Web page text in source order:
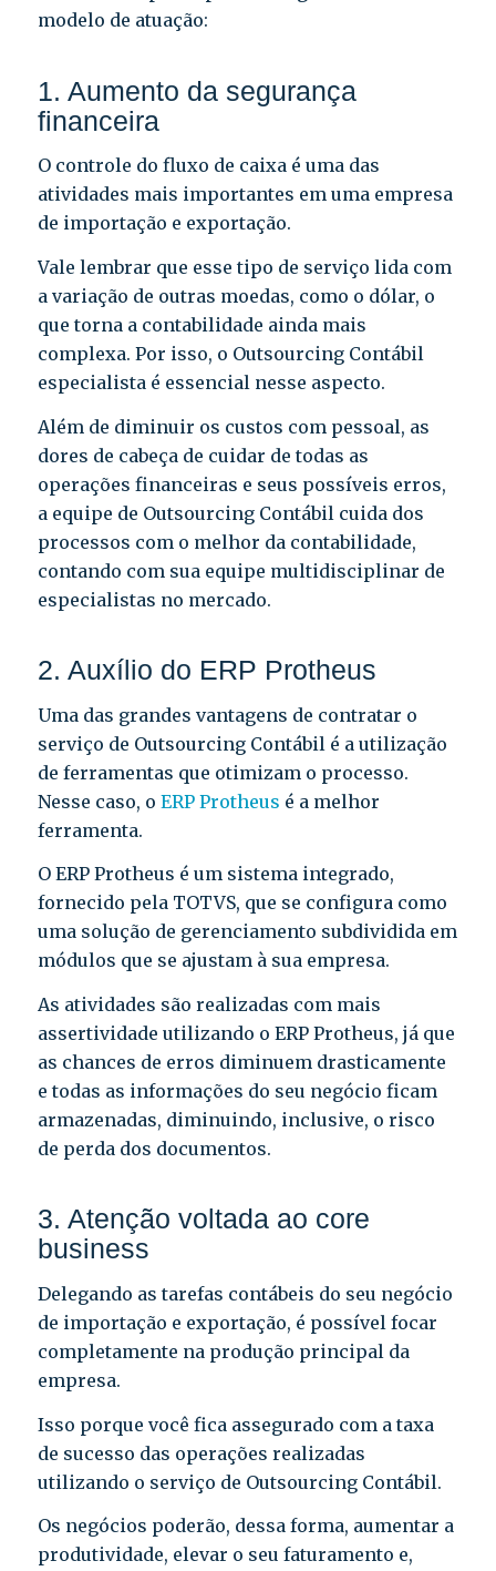
modelo de atuação:
1. Aumento da segurança
financeira
O controle do fluxo de caixa é uma das
atividades mais importantes em uma empresa
de importação e exportação.
Vale lembrar que esse tipo de serviço lida com
a variação de outras moedas, como o dólar, o
que torna a contabilidade ainda mais
complexa. Por isso, o Outsourcing Contábil
especialista é essencial nesse aspecto.
Além de diminuir os custos com pessoal, as
dores de cabeça de cuidar de todas as
operações financeiras e seus possíveis erros,
a equipe de Outsourcing Contábil cuida dos
processos com o melhor da contabilidade,
contando com sua equipe multidisciplinar de
especialistas no mercado.
2. Auxílio do ERP Protheus
Uma das grandes vantagens de contratar o
serviço de Outsourcing Contábil é a utilização
de ferramentas que otimizam o processo.
Nesse caso, o ERP Protheus é a melhor
ferramenta.
O ERP Protheus é um sistema integrado,
fornecido pela TOTVS, que se configura como
uma solução de gerenciamento subdividida em
módulos que se ajustam à sua empresa.
As atividades são realizadas com mais
assertividade utilizando o ERP Protheus, já que
as chances de erros diminuem drasticamente
e todas as informações do seu negócio ficam
armazenadas, diminuindo, inclusive, o risco
de perda dos documentos.
3. Atenção voltada ao core
business
Delegando as tarefas contábeis do seu negócio
de importação e exportação, é possível focar
completamente na produção principal da
empresa.
Isso porque você fica assegurado com a taxa
de sucesso das operações realizadas
utilizando o serviço de Outsourcing Contábil.
Os negócios poderão, dessa forma, aumentar a
produtividade, elevar o seu faturamento e,